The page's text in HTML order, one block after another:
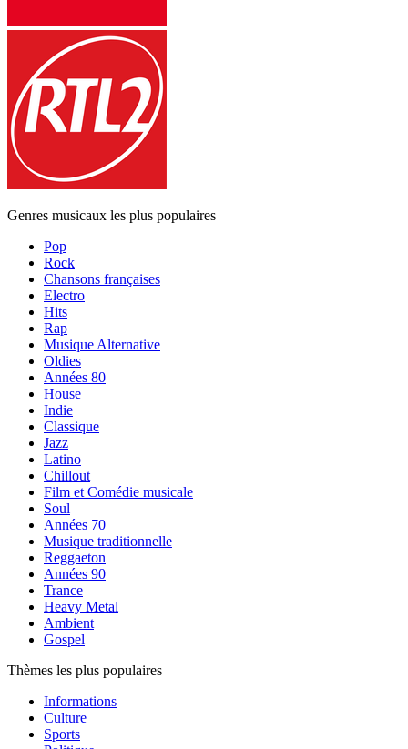
Genres musicaux les plus populaires
Pop
Rock
Chansons françaises
Electro
Hits
Rap
Musique Alternative
Oldies
Années 80
House
Indie
Classique
Jazz
Latino
Chillout
Film et Comédie musicale
Soul
Années 70
Musique traditionnelle
Reggaeton
Années 90
Trance
Heavy Metal
Ambient
Gospel
Thèmes les plus populaires
Informations
Culture
Sports